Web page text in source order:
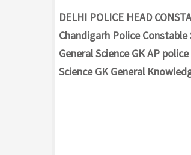
DELHI POLICE HEAD
Chandigarh Police
General Science GK AP
Science GK General